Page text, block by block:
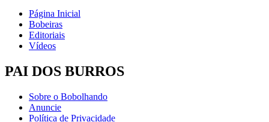
Página Inicial
Bobeiras
Editoriais
Vídeos
PAI DOS BURROS
Sobre o Bobolhando
Anuncie
Política de Privacidade